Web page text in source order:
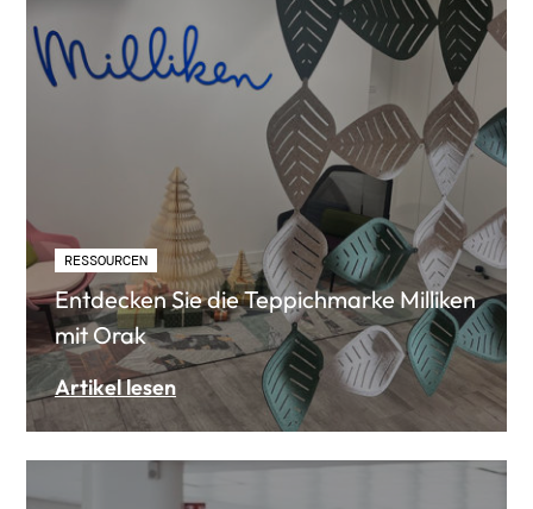
RESSOURCEN
Entdecken Sie die Teppichmarke Milliken
mit Orak
Artikel lesen